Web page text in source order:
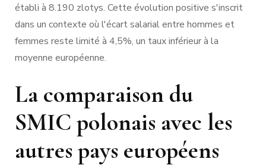
établi à 8.190 zlotys. Cette évolution positive s'inscrit
dans un contexte où l'écart salarial entre hommes et
femmes reste limité à 4,5%, un taux inférieur à la
moyenne européenne.
La comparaison du
SMIC polonais avec les
autres pays européens